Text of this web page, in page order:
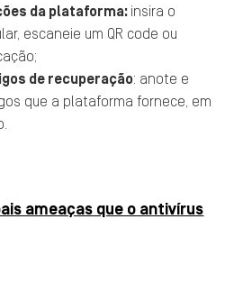
da plataforma: insira o
escaneie um QR code ou
de recuperação: anote e
que a plataforma fornece, em
ameaças que o antivírus